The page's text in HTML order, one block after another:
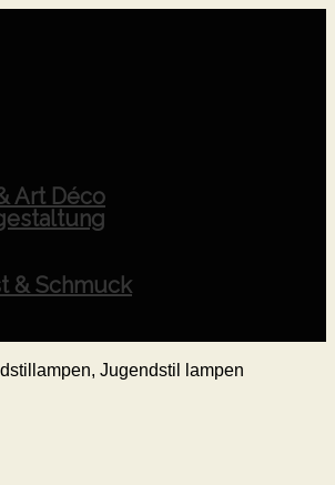
Art Déco
& Schmuck